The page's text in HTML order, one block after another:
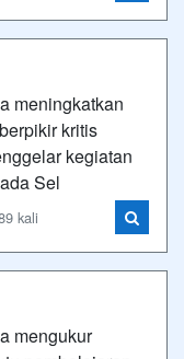
meningkatkan
kritis
kegiatan
Sel
kali
mengukur